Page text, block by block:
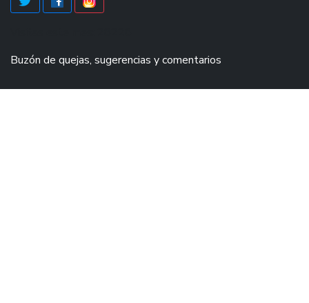
Buzón de quejas, sugerencias y comentarios